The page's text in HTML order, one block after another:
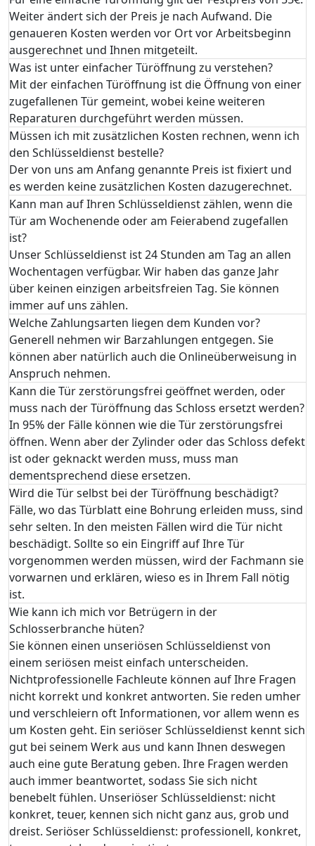
Weiter ändert sich der Preis je nach Aufwand. Die
genaueren Kosten werden vor Ort vor Arbeitsbeginn
ausgerechnet und Ihnen mitgeteilt.
Was ist unter einfacher Türöffnung zu verstehen?
Mit der einfachen Türöffnung ist die Öffnung von einer
zugefallenen Tür gemeint, wobei keine weiteren
Reparaturen durchgeführt werden müssen.
Müssen ich mit zusätzlichen Kosten rechnen, wenn ich
den Schlüsseldienst bestelle?
Der von uns am Anfang genannte Preis ist fixiert und
es werden keine zusätzlichen Kosten dazugerechnet.
Kann man auf Ihren Schlüsseldienst zählen, wenn die
Tür am Wochenende oder am Feierabend zugefallen
ist?
Unser Schlüsseldienst ist 24 Stunden am Tag an allen
Wochentagen verfügbar. Wir haben das ganze Jahr
über keinen einzigen arbeitsfreien Tag. Sie können
immer auf uns zählen.
Welche Zahlungsarten liegen dem Kunden vor?
Generell nehmen wir Barzahlungen entgegen. Sie
können aber natürlich auch die Onlineüberweisung in
Anspruch nehmen.
Kann die Tür zerstörungsfrei geöffnet werden, oder
muss nach der Türöffnung das Schloss ersetzt werden?
In 95% der Fälle können wie die Tür zerstörungsfrei
öffnen. Wenn aber der Zylinder oder das Schloss defekt
ist oder geknackt werden muss, muss man
dementsprechend diese ersetzen.
Wird die Tür selbst bei der Türöffnung beschädigt?
Fälle, wo das Türblatt eine Bohrung erleiden muss, sind
sehr selten. In den meisten Fällen wird die Tür nicht
beschädigt. Sollte so ein Eingriff auf Ihre Tür
vorgenommen werden müssen, wird der Fachmann sie
vorwarnen und erklären, wieso es in Ihrem Fall nötig
ist.
Wie kann ich mich vor Betrügern in der
Schlosserbranche hüten?
Sie können einen unseriösen Schlüsseldienst von
einem seriösen meist einfach unterscheiden.
Nichtprofessionelle Fachleute können auf Ihre Fragen
nicht korrekt und konkret antworten. Sie reden umher
und verschleiern oft Informationen, vor allem wenn es
um Kosten geht. Ein seriöser Schlüsseldienst kennt sich
gut bei seinem Werk aus und kann Ihnen deswegen
auch eine gute Beratung geben. Ihre Fragen werden
auch immer beantwortet, sodass Sie sich nicht
benebelt fühlen. Unseriöser Schlüsseldienst: nicht
konkret, teuer, kennen sich nicht ganz aus, grob und
dreist. Seriöser Schlüsseldienst: professionell, konkret,